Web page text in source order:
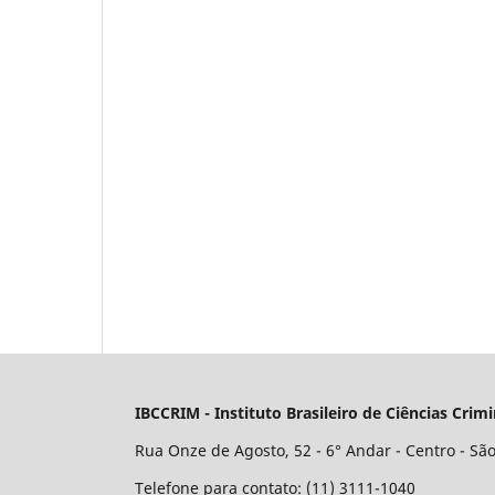
IBCCRIM - Instituto Brasileiro de Ciências
Rua Onze de Agosto, 52 - 6° Andar - Centro -
Telefone para contato: (11) 3111-1040